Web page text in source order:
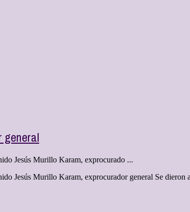
general
Jesús Murillo Karam, exprocurado ...
Jesús Murillo Karam, exprocurador general Se dieron